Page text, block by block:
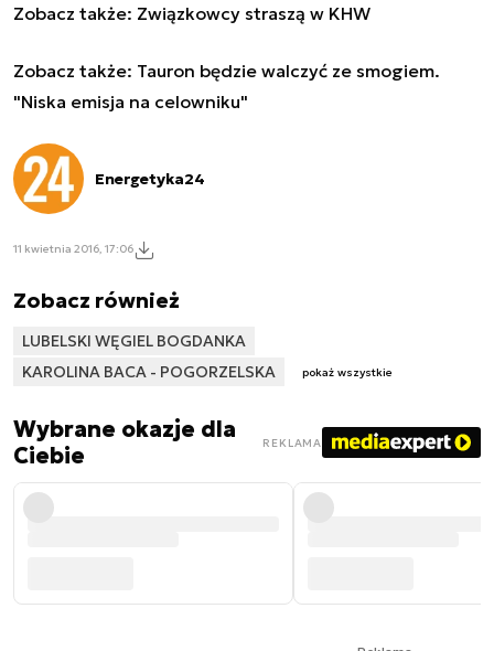
Zobacz także: Związkowcy straszą w KHW
Zobacz także: Tauron będzie walczyć ze smogiem.
"Niska emisja na celowniku"
Energetyka24
11 kwietnia 2016, 17:06
Zobacz również
LUBELSKI WĘGIEL BOGDANKA
KAROLINA BACA - POGORZELSKA
pokaż wszystkie
Wybrane okazje dla
Ciebie
REKLAMA